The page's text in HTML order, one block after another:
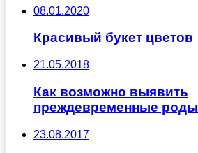
08.01.2020
Красивый букет цветов
21.05.2018
Как возможно выявить
преждевременные роды
23.08.2017